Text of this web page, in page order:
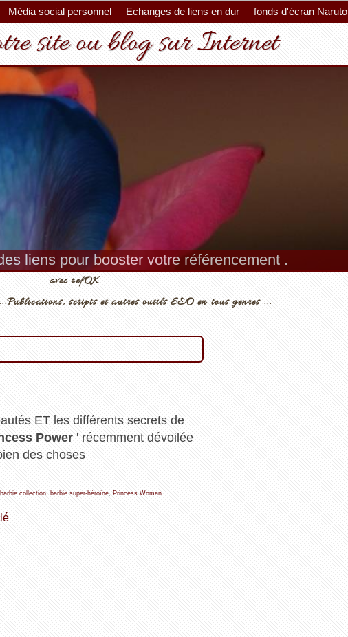
Média social personnel Echanges de liens en dur fonds d'écran Naruto
site ou blog sur Internet
liens pour booster votre référencement .
avec refOK
scripts et autres outils SEO en tous genres ...
ET les différents secrets de
Power ' récemment dévoilée
des choses
barbie collection, barbie super-héroïne, Princess Woman